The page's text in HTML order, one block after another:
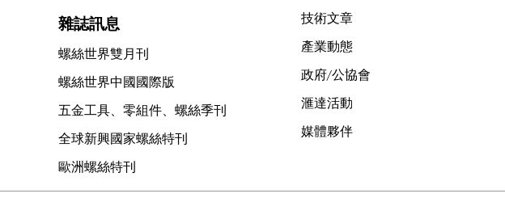
雜誌訊息
螺絲世界雙月刊
螺絲世界中國國際版
五金工具、零組件、螺絲季刊
全球新興國家螺絲特刊
歐洲螺絲特刊
技術文章
產業動態
政府/公協會
滙達活動
媒體夥伴